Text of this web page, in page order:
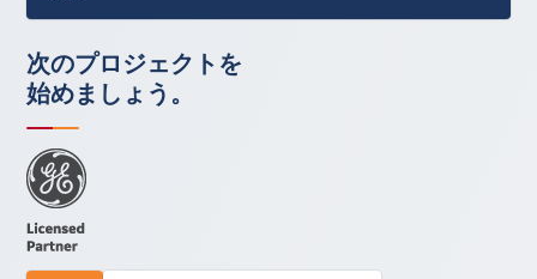
次のプロジェクトを
始めましょう。